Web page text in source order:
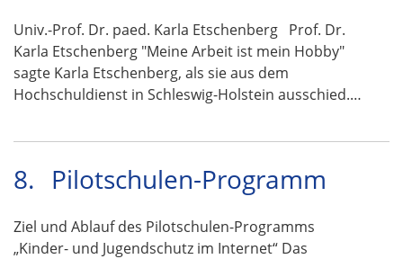
Univ.-Prof. Dr. paed. Karla Etschenberg Prof. Dr.
Karla Etschenberg "Meine Arbeit ist mein Hobby"
sagte Karla Etschenberg, als sie aus dem
Hochschuldienst in Schleswig-Holstein ausschied.…
8. Pilotschulen-Programm
Ziel und Ablauf des Pilotschulen-Programms
„Kinder- und Jugendschutz im Internet“ Das